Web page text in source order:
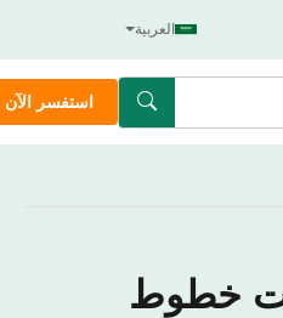
العربية
استفسر الآن
خطوط